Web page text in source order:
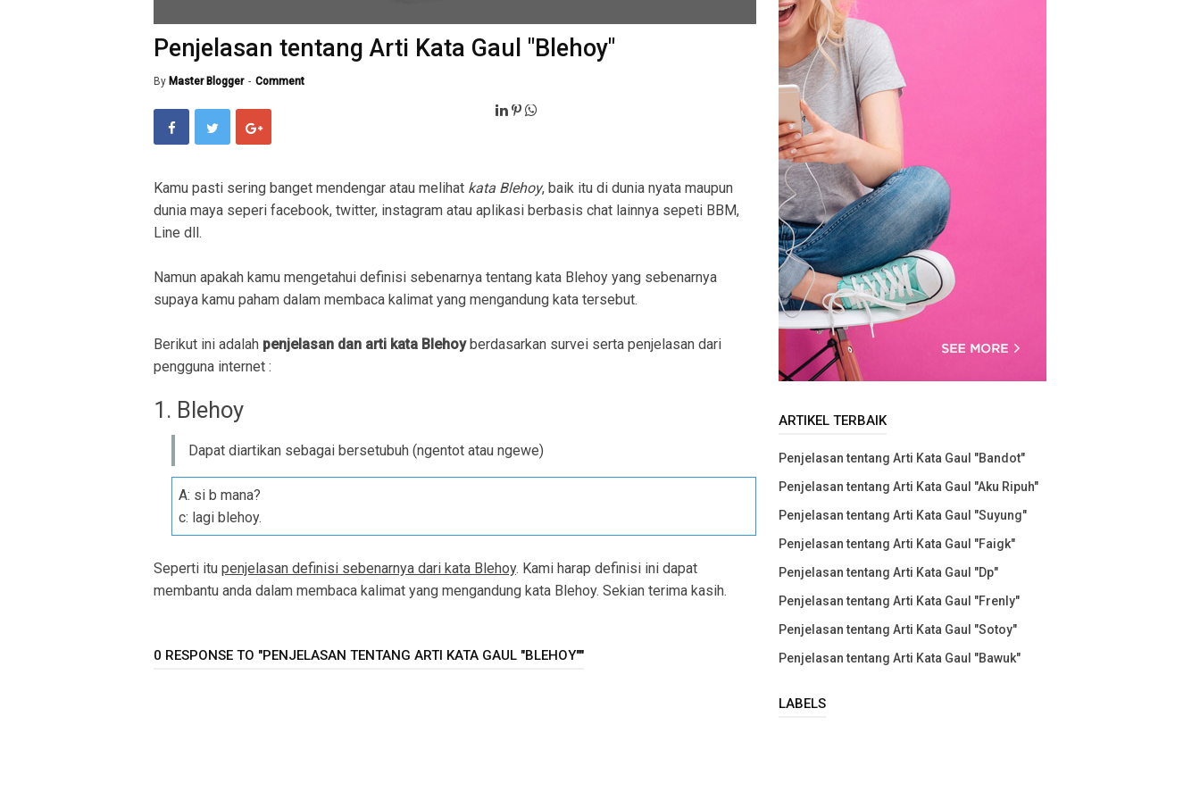
Penjelasan tentang Arti Kata Gaul "Blehoy"
By Master Blogger Comment
Kamu pasti sering banget mendengar atau melihat kata Blehoy, baik itu di dunia nyata maupun
dunia maya seperi facebook, twitter, instagram atau aplikasi berbasis chat lainnya sepeti BBM,
Line dll.
Namun apakah kamu mengetahui definisi sebenarnya tentang kata Blehoy yang sebenarnya
supaya kamu paham dalam membaca kalimat yang mengandung kata tersebut.
Berikut ini adalah penjelasan dan arti kata Blehoyberdasarkan survei serta penjelasan dari
pengguna internet :
1. Blehoy
Dapat diartikan sebagai bersetubuh (ngentot atau ngewe)
A: si b mana?
c: lagi blehoy.
Seperti itu penjelasan definisi sebenarnya dari kata Blehoy. Kami harap definisi ini dapat
membantu anda dalam membaca kalimat yang mengandung kata Blehoy. Sekian terima kasih.
0 RESPONSE TO "PENJELASAN TENTANG ARTI KATA GAUL "BLEHOY""
ARTIKEL TERBAIK
Penjelasan tentang Arti Kata Gaul "Bandot"
Penjelasan tentang Arti Kata Gaul "Aku Ripuh"
Penjelasan tentang Arti Kata Gaul "Suyung"
Penjelasan tentang Arti Kata Gaul "Faigk"
Penjelasan tentang Arti Kata Gaul "Dp"
Penjelasan tentang Arti Kata Gaul "Frenly"
Penjelasan tentang Arti Kata Gaul "Sotoy"
Penjelasan tentang Arti Kata Gaul "Bawuk"
LABELS